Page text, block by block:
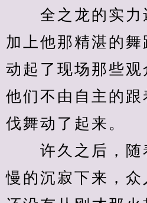
全之龙的实力
加上他那精湛的舞
动起了现场那些观
他们不由自主的跟
伐舞动了起来。
许久之后，随
慢的沉寂下来，众